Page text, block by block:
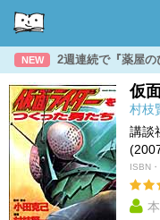
NEW 2週連続で『薬屋
仮
村枝
講談
ISBN